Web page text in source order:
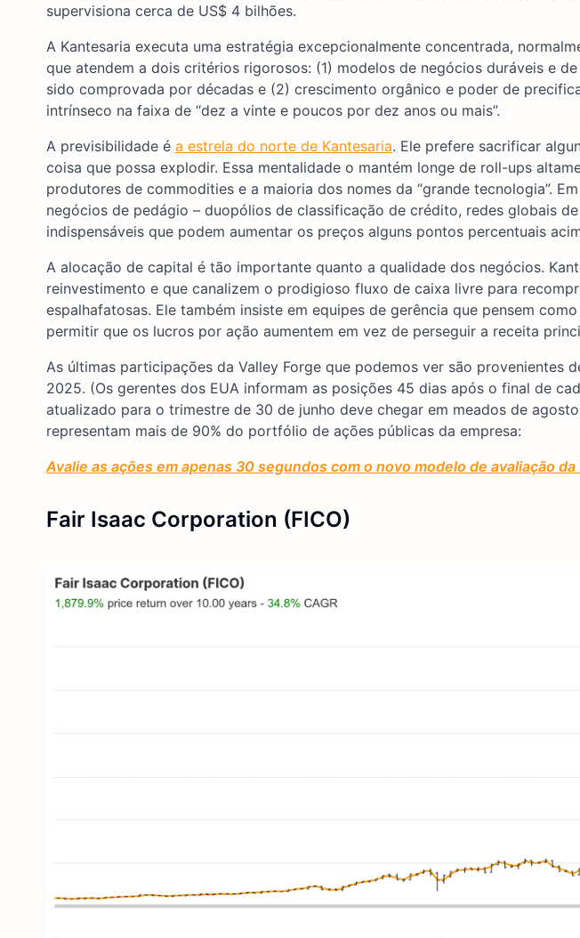
supervisiona cerca de US$ 4 bilhões.
A Kantesaria executa uma estratégia excepcionalmente concentrada,
que atendem a dois critérios rigorosos: (1) modelos de negócios duráveis e
sido comprovada por décadas e (2) crescimento orgânico e poder de
intrínseco na faixa de “dez a vinte e poucos por dez anos ou mais”.
A previsibilidade é a estrela do norte de Kantesaria. Ele prefere sacrificar
coisa que possa explodir. Essa mentalidade o mantém longe de roll-ups
produtores de commodities e a maioria dos nomes da “grande tecnologia”.
negócios de pedágio – duopólios de classificação de crédito, redes globais
indispensáveis que podem aumentar os preços alguns pontos percentuais
A alocação de capital é tão importante quanto a qualidade dos negócios.
reinvestimento e que canalizem o prodigioso fluxo de caixa livre para
espalhafatosas. Ele também insiste em equipes de gerência que pensem
permitir que os lucros por ação aumentem em vez de perseguir a receita
As últimas participações da Valley Forge que podemos ver são provenientes
2025. (Os gerentes dos EUA informam as posições 45 dias após o final de
atualizado para o trimestre de 30 de junho deve chegar em meados de
representam mais de 90% do portfólio de ações públicas da empresa:
Avalie as ações em apenas 30 segundos com o novo modelo de avaliação
Fair Isaac Corporation (FICO)